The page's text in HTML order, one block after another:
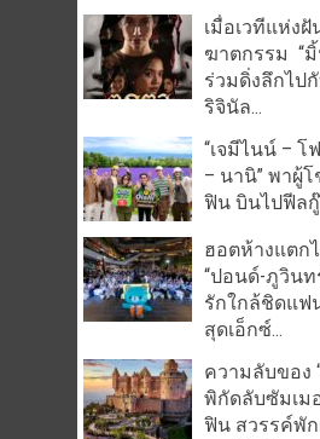
เมื่อเวทีแห่ง
ฆาตกรรม “มิ้
ร่วมดิ่งลึกไป
ริจินัล...
“เจมีไนน์ – โ
– นานิ” พาผู้
ฟิน บินไปฟีลกู๊
ฮอตห้างแตก
“ปอนด์-ภูวินท
รักใกล้ชิดแฟ
สุดเอ็กซ์...
ความลับของ
พิกัดลับซัมเม
ฟิน สวรรค์พั